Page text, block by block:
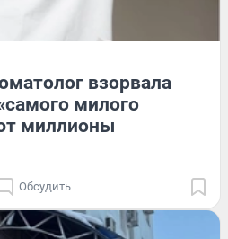
взорвала
милого
миллионы
Обсудить